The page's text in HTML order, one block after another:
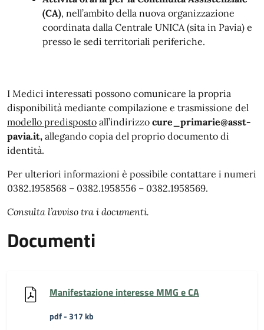
(CA), nell’ambito della nuova organizzazione
coordinata dalla Centrale UNICA (sita in Pavia) e
presso le sedi territoriali periferiche.
I Medici interessati possono comunicare la propria
disponibilità mediante compilazione e trasmissione del
modello predisposto all’indirizzo cure_primarie@asst-
pavia.it, allegando copia del proprio documento di
identità.
Per ulteriori informazioni è possibile contattare i numeri
0382.1958568 – 0382.1958556 – 0382.1958569.
Consulta l’avviso tra i documenti.
Documenti
Manifestazione interesse MMG e CA
pdf - 317 kb